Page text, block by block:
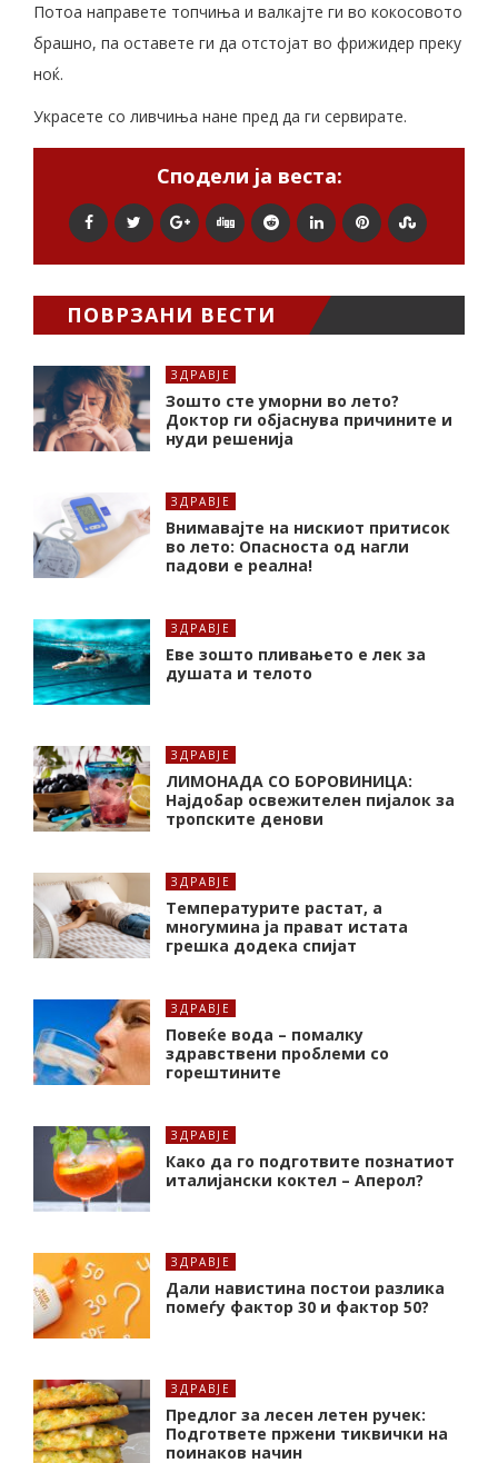
Потоа направете топчиња и валкајте ги во кокосовото
брашно, па оставете ги да отстојат во фрижидер преку
ноќ.
Украсете со ливчиња нане пред да ги сервирате.
Сподели ја веста:
ПОВРЗАНИ ВЕСТИ
ЗДРАВЈЕ
Зошто сте уморни во лето?
Доктор ги објаснува причините и
нуди решенија
ЗДРАВЈЕ
Внимавајте на нискиот притисок
во лето: Опасноста од нагли
падови е реална!
ЗДРАВЈЕ
Еве зошто пливањето е лек за
душата и телото
ЗДРАВЈЕ
ЛИМОНАДА СО БОРОВИНИЦА:
Најдобар освежителен пијалок за
тропските денови
ЗДРАВЈЕ
Температурите растат, а
многумина ја прават истата
грешка додека спијат
ЗДРАВЈЕ
Повеќе вода – помалку
здравствени проблеми со
горештините
ЗДРАВЈЕ
Како да го подготвите познатиот
италијански коктел – Аперол?
ЗДРАВЈЕ
Дали навистина постои разлика
помеѓу фактор 30 и фактор 50?
ЗДРАВЈЕ
Предлог за лесен летен ручек:
Подгответе пржени тиквички на
поинаков начин